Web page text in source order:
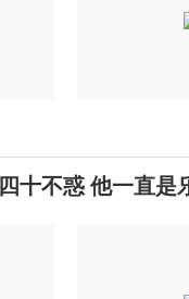
十不惑 他一直是